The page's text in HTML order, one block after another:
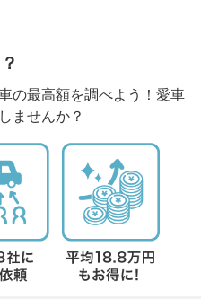
の最高額を調べよう！愛車
ませんか？